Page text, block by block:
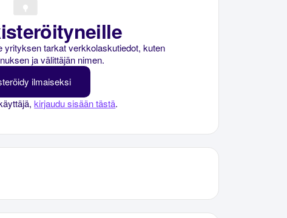
yrityksen tarkat verkkolaskutiedot, kuten
ja välittäjän nimen.
ilmaiseksi
kirjaudu sisään tästä.